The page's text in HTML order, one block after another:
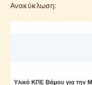
Ανακύκλωση: